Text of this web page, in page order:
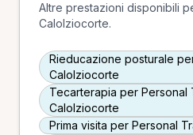
Altre prestazioni disponibili
Calolziocorte.
Rieducazione posturale
Calolziocorte
Tecarterapia per Personal
Calolziocorte
Prima visita per Personal